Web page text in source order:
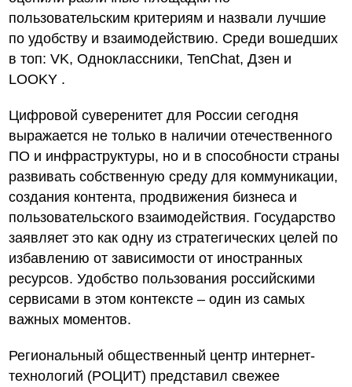
пользовательским критериям и назвали лучшие
по удобству и взаимодействию. Среди вошедших
в топ: VK, Одноклассники, TenChat, Дзен и
LOOKY .
Цифровой суверенитет для России сегодня
выражается не только в наличии отечественного
ПО и инфраструктуры, но и в способности страны
развивать собственную среду для коммуникации,
создания контента, продвижения бизнеса и
пользовательского взаимодействия. Государство
заявляет это как одну из стратегических целей по
избавлению от зависимости от иностранных
ресурсов. Удобство пользования российскими
сервисами в этом контексте – один из самых
важных моментов.
Региональный общественный центр интернет-
технологий (РОЦИТ) представил свежее